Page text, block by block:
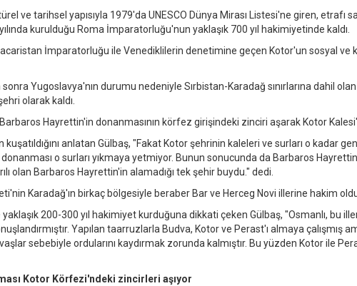
ve tarihsel yapısıyla 1979'da UNESCO Dünya Mirası Listesi'ne giren, etrafı
kurulduğu Roma İmparatorluğu'nun yaklaşık 700 yıl hakimiyetinde kaldı.
İmparatorluğu ile Venediklilerin denetimine geçen Kotor'un sosyal ve
Yugoslavya'nın durumu nedeniyle Sırbistan-Karadağ sınırlarına dahil olan
olarak kaldı.
Hayrettin'in donanmasının körfez girişindeki zinciri aşarak Kotor
kuşatıldığını anlatan Gülbaş, "Fakat Kotor şehrinin kaleleri ve surları o kadar
o surları yıkmaya yetmiyor. Bunun sonucunda da Barbaros
olan Barbaros Hayrettin'in alamadığı tek şehir buydu." dedi.
Karadağ'ın birkaç bölgesiyle beraber Bar ve Herceg Novi illerine hakim
yaklaşık 200-300 yıl hakimiyet kurduğuna dikkati çeken Gülbaş, "Osmanlı, bu
Yapılan taarruzlarla Budva, Kotor ve Perast'ı almaya çalışmış
sebebiyle ordularını kaydırmak zorunda kalmıştır. Bu yüzden Kotor ile
Kotor Körfezi'ndeki zincirleri aşıyor